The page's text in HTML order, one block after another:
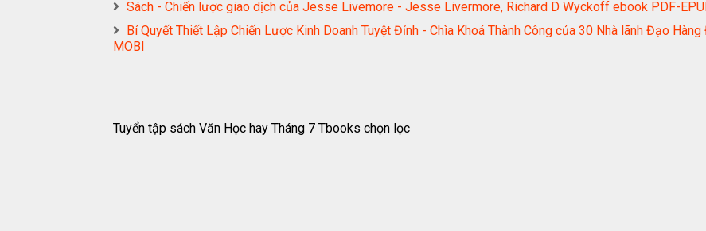
Sách - Chiến lược giao dịch của Jesse Livemore - Jesse Livermore, Richard D Wyckoff ebook PDF-
Bí Quyết Thiết Lập Chiến Lược Kinh Doanh Tuyệt Đỉnh - Chìa Khoá Thành Công của 30 Nhà lãnh Đạo
MOBI
Tuyển tập sách Văn Học hay Tháng 7 Tbooks chọn lọc